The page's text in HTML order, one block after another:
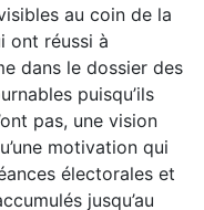
au coin de la
ont réussi à
dans le dossier des
puisqu’ils
pas, une vision
motivation qui
électorales et
jusqu’au